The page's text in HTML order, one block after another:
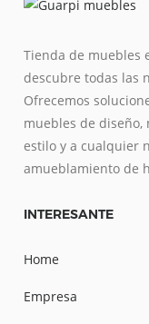
Tienda de muebles
descubre todas las
Ofrecemos
muebles de diseño,
estilo y a cualquier
amueblamiento de
INTERESANTE
Home
Empresa